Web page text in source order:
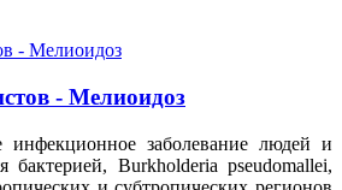
- Мелиоидоз
инфекционное заболевание людей и
бактерией, Burkholderia pseudomallei,